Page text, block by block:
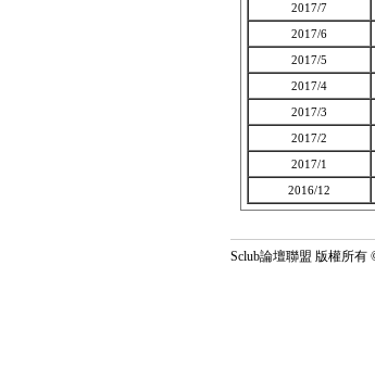
2017/7
2017/6
2017/5
2017/4
2017/3
2017/2
2017/1
2016/12
Sclub論壇聯盟 版權所有